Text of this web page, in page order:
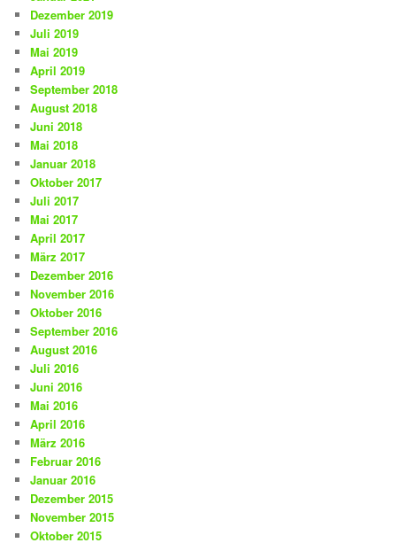
Dezember 2019
Juli 2019
Mai 2019
April 2019
September 2018
August 2018
Juni 2018
Mai 2018
Januar 2018
Oktober 2017
Juli 2017
Mai 2017
April 2017
März 2017
Dezember 2016
November 2016
Oktober 2016
September 2016
August 2016
Juli 2016
Juni 2016
Mai 2016
April 2016
März 2016
Februar 2016
Januar 2016
Dezember 2015
November 2015
Oktober 2015